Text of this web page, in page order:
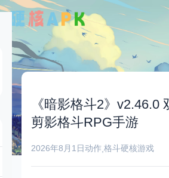
《暗影格斗2》v2.46.0
剪影格斗RPG手游
2026年8月1日动作 格斗硬核游戏